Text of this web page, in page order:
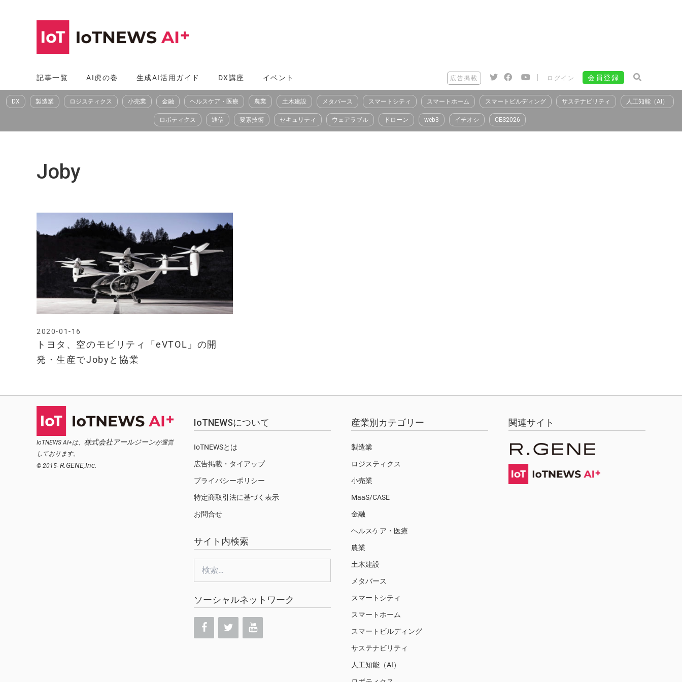
へ
ス
記事一覧 AI虎の巻 生成AI活用ガイド DX講座 イベント 広告掲載 | ログイン 会員登録
DX 製造業 ロジスティクス 小売業 金融 ヘルスケア・医療 農業 土木建設 メタバース スマートシティ スマートホーム スマートビルディング サステナビリティ 人工知能（AI）
ロボティクス 通信 要素技術 セキュリティ ウェアラブル ドローン web3 イチオシ CES2026
Joby
トヨタ、空のモビリティ「eVTOL」の開
発・生産でJobyと協業
2020-01-16
IoTNEWS AI+は、 株式会社アールジーンが運営
しております。
© 2015- R.GENE,Inc.
IoTNEWSについて
IoTNEWSとは
広告掲載・タイアップ
プライバシーポリシー
特定商取引法に基づく表示
お問合せ
サイト内検索
ソーシャルネットワーク
産業別カテゴリー
製造業
ロジスティクス
小売業
MaaS/CASE
金融
ヘルスケア・医療
農業
土木建設
メタバース
スマートシティ
スマートホーム
スマートビルディング
サステナビリティ
人工知能（AI）
関連サイト